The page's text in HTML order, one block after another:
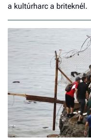
a kultúrharc a briteknél.